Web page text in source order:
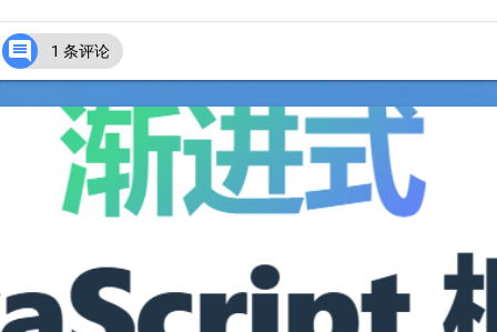
 1 条评论